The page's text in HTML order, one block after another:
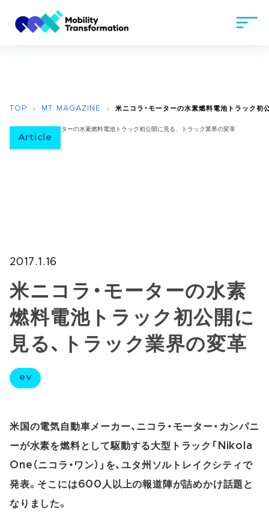
TOP MT MAGAZINE 米ニコラ・モーターの水素燃料電池トラック初
Article
2017.1.16
米ニコラ・モーターの水素
燃料電池トラック初公開に
見る、トラック業界の変革
ev
米国の電気自動車メーカー、ニコラ・モーター・カンパニ
ーが水素を燃料として駆動する大型トラック「Nikola
One（ニコラ・ワン）」を、ユタ州ソルトレイクシティで
発表。そこには600人以上の報道陣が詰めかけ話題と
なりました。